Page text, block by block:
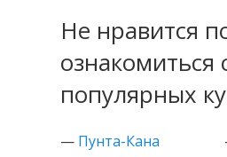
Не нравится
популярных
— Пунта-Кана